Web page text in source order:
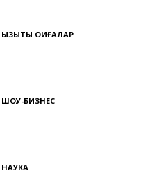
ҚЫЗЫҚТЫ ОҚИҒАЛАР
ШОУ-БИЗНЕС
НАУКА